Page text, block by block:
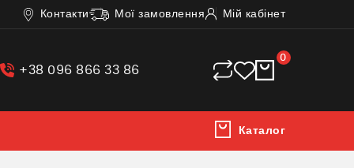
Контакти Мої замовлення Мій кабінет
+38 096 866 33 86
0
Каталог